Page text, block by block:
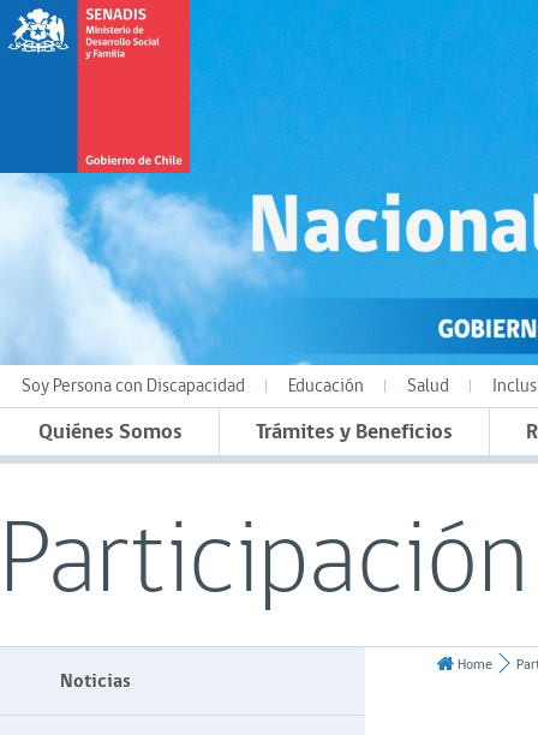
Soy Persona con Discapacidad Educación Salud
Quiénes Somos Trámites y Beneficios
Participación
Noticias
Home